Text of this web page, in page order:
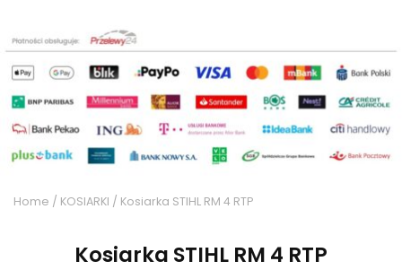
Home / KOSIARKI / Kosiarka STIHL RM 4 RTP
Kosiarka STIHL RM 4 RTP